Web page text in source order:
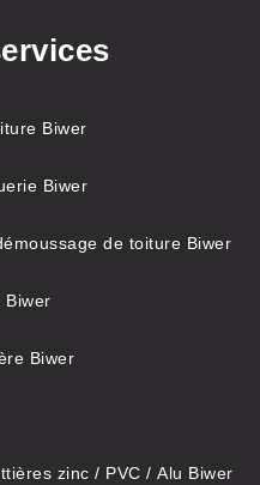
Biwer
Biwer
de toiture Biwer
Biwer
Biwer
zinc / PVC / Alu Biwer